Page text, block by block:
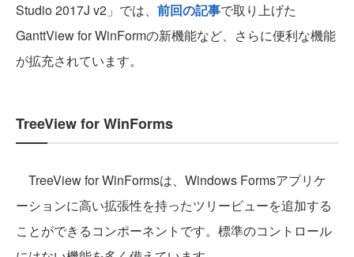
Studio 2017J v2」では、 前回の記事で取り上げた
GanttView for WinFormの新機能など、さらに便利な機能
が拡充されています。
TreeView for WinForms
TreeView for WinFormsは、Windows Formsアプリケ
ーションに高い拡張性を持ったツリービューを追加する
ことができるコンポーネントです。標準のコントロール